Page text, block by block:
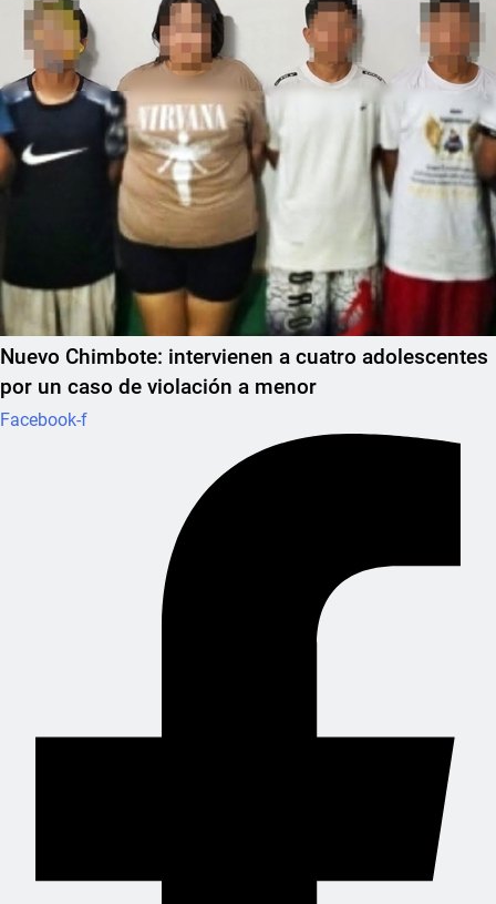
Nuevo Chimbote: intervienen a cuatro adolescentes
por un caso de violación a menor
Facebook-f